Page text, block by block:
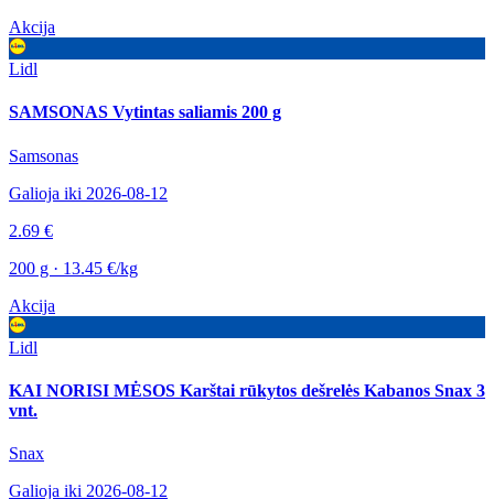
Akcija
Lidl
SAMSONAS Vytintas saliamis 200 g
Samsonas
Galioja iki 2026-08-12
2.69 €
200 g · 13.45 €/kg
Akcija
Lidl
KAI NORISI MĖSOS Karštai rūkytos dešrelės Kabanos Snax 3
vnt.
Snax
Galioja iki 2026-08-12